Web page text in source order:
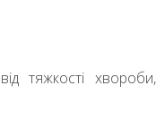
тяжкості хвороби,